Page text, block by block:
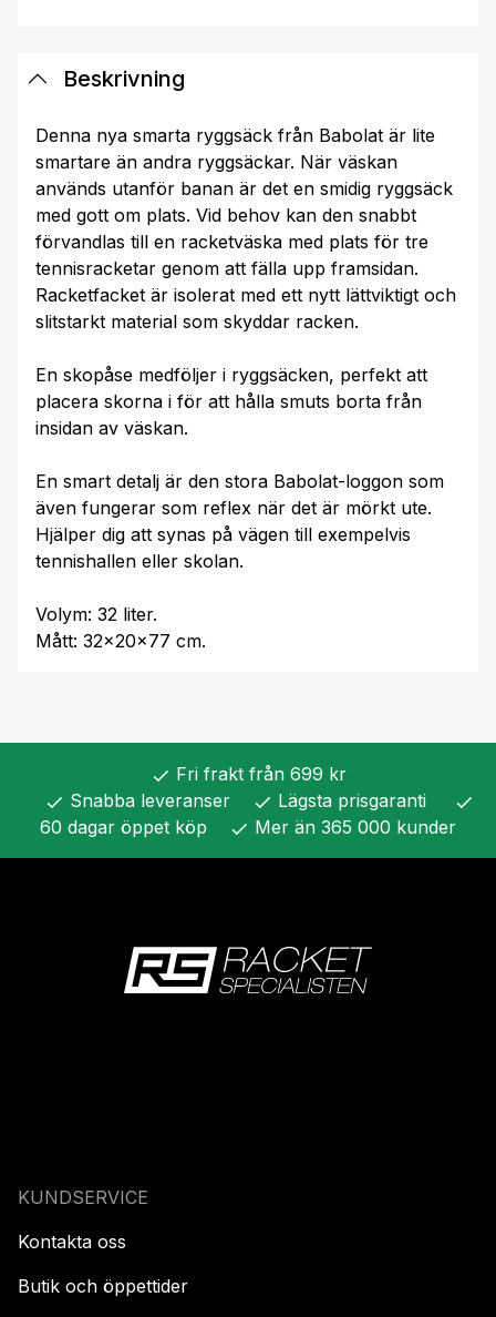
Beskrivning
Denna nya smarta ryggsäck från Babolat är lite
smartare än andra ryggsäckar. När väskan
används utanför banan är det en smidig ryggsäck
med gott om plats. Vid behov kan den snabbt
förvandlas till en racketväska med plats för tre
tennisracketar genom att fälla upp framsidan.
Racketfacket är isolerat med ett nytt lättviktigt och
slitstarkt material som skyddar racken.
En skopåse medföljer i ryggsäcken, perfekt att
placera skorna i för att hålla smuts borta från
insidan av väskan.
En smart detalj är den stora Babolat-loggon som
även fungerar som reflex när det är mörkt ute.
Hjälper dig att synas på vägen till exempelvis
tennishallen eller skolan.
Volym: 32 liter.
Mått: 32x20x77 cm.
check Fri frakt från 699 kr
check Snabba leveranser check Lägsta prisgaranti check
60 dagar öppet köp check Mer än 365 000 kunder
KUNDSERVICE
Kontakta oss
Butik och öppettider